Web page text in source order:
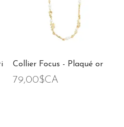
Collier Focus - Plaqué or
79,00$CA